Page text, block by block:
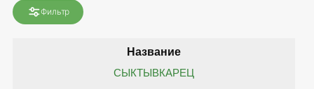
Фильтр
СЫКТЫВКАРЕЦ